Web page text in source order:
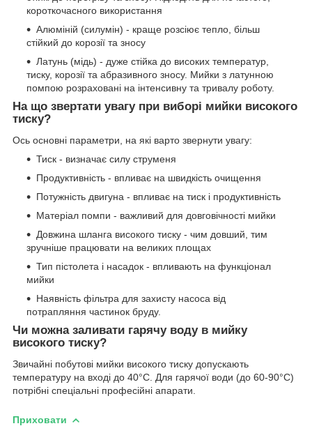
короткочасного використання
Алюміній (силумін) - краще розсіює тепло, більш
стійкий до корозії та зносу
Латунь (мідь) - дуже стійка до високих температур,
тиску, корозії та абразивного зносу. Мийки з латунною
помпою розраховані на інтенсивну та тривалу роботу.
На що звертати увагу при виборі мийки високого
тиску?
Ось основні параметри, на які варто звернути увагу:
Тиск - визначає силу струменя
Продуктивність - впливає на швидкість очищення
Потужність двигуна - впливає на тиск і продуктивність
Матеріал помпи - важливий для довговічності мийки
Довжина шланга високого тиску - чим довший, тим
зручніше працювати на великих площах
Тип пістолета і насадок - впливають на функціонал
мийки
Наявність фільтра для захисту насоса від
потрапляння частинок бруду.
Чи можна заливати гарячу воду в мийку
високого тиску?
Звичайні побутові мийки високого тиску допускають
температуру на вході до 40°C. Для гарячої води (до 60-90°C)
потрібні спеціальні професійні апарати.
Приховати